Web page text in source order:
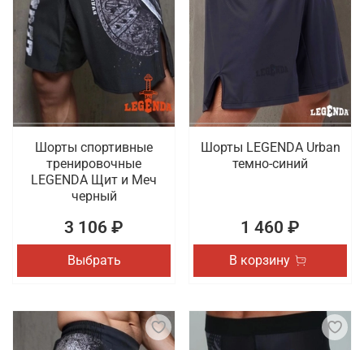
Шорты спортивные
тренировочные
LEGENDA Щит и Меч
черный
3 106 ₽
Выбрать
Шорты LEGENDA Urban
темно-синий
1 460 ₽
В корзину